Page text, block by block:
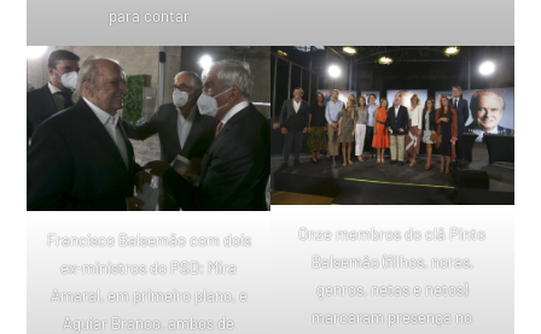
para contar
Francisco Balsemão com dois
ex-ministros do PSD: Mira
Amaral, em primeiro plano, e
Aguiar Branco, ambos de
Onze membros do clã Pinto
Balsemão (filhos, noras,
genros, netas e netos)
marcaram presença no